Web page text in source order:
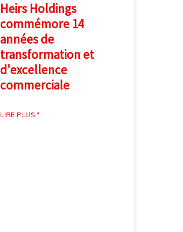
Heirs Holdings
commémore 14
années de
transformation et
d'excellence
commerciale
LIRE PLUS "